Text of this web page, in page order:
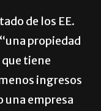
de los EE.
propiedad
tiene
ingresos
una empresa